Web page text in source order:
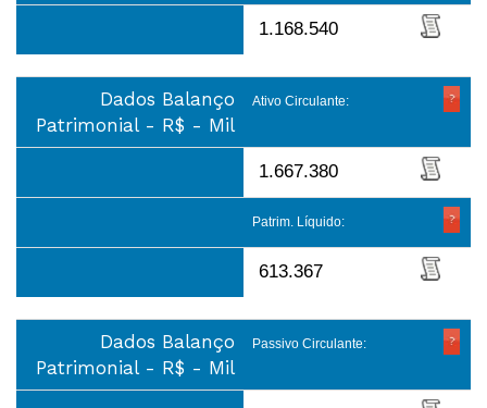
1.168.540
Dados Balanço
Patrimonial - R$ - Mil
Ativo Circulante:
1.667.380
Patrim. Líquido:
613.367
Dados Balanço
Patrimonial - R$ - Mil
Passivo Circulante: